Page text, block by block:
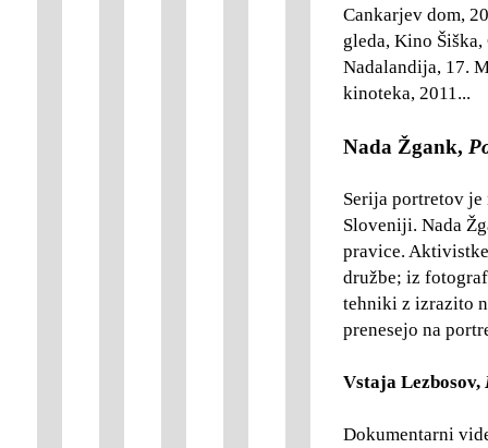
Cankarjev dom,
gleda, Kino Šiška,
Nadalandija, 17.
kinoteka, 2011...
Nada Žgank,
Serija portretov
Sloveniji. Nada
pravice.
družbe; iz
tehniki z izrazito
prenesejo na
Vstaja Lezbosov,
Dokumentarni